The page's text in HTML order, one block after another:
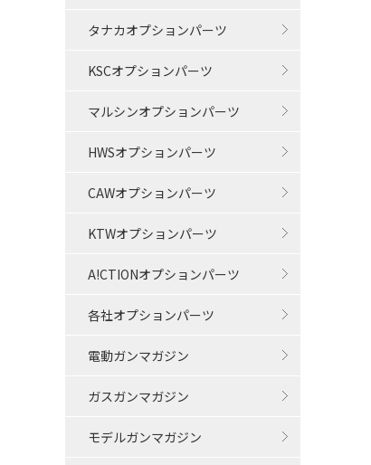
タナカオプションパーツ
KSCオプションパーツ
マルシンオプションパーツ
HWSオプションパーツ
CAWオプションパーツ
KTWオプションパーツ
A!CTIONオプションパーツ
各社オプションパーツ
電動ガンマガジン
ガスガンマガジン
モデルガンマガジン